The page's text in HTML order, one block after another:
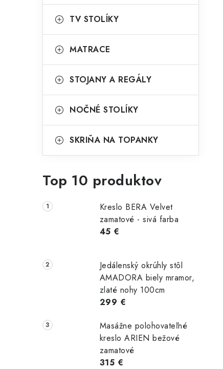
TV STOLÍKY
MATRACE
STOJANY A REGÁLY
NOČNÉ STOLÍKY
SKRIŇA NA TOPANKY
Top 10 produktov
Kreslo BERA Velvet
zamatové - sivá farba
45 €
Jedálenský okrúhly stôl
AMADORA biely mramor,
zlaté nohy 100cm
299 €
Masážne polohovateľné
kreslo ARIEN bežové
zamatové
315 €